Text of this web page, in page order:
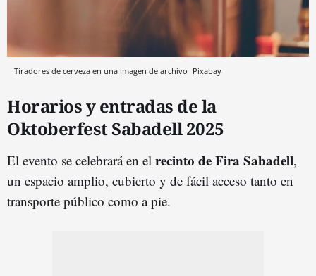
Tiradores de cerveza en una imagen de archivo Pixabay
Horarios y entradas de la
Oktoberfest Sabadell 2025
El evento se celebrará en el recinto de Fira Sabadell,
un espacio amplio, cubierto y de fácil acceso tanto en
transporte público como a pie.